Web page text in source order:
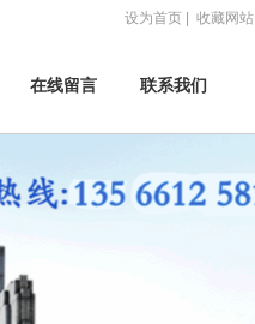
设为首页| 收藏网站
在线留言 联系我们